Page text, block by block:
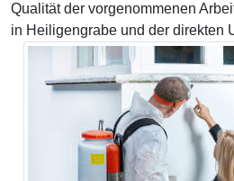
Qualität der vorgenommenen
in Heiligengrabe und der direkten